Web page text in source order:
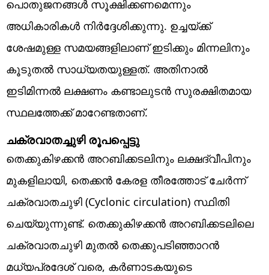
പൊതുജനങ്ങൾ സൂക്ഷിക്കണമെന്നും
അധികാരികൾ നിർദ്ദേശിക്കുന്നു. ഉച്ചയ്ക്ക്
ശേഷമുള്ള സമയങ്ങളിലാണ് ഇടിക്കും മിന്നലിനും
കൂടുതൽ സാധ്യതയുള്ളത്. അതിനാൽ
ഇടിമിന്നൽ ലക്ഷണം കണ്ടാലുടൻ സുരക്ഷിതമായ
സ്ഥലത്തേക്ക് മാറേണ്ടതാണ്.
ചക്രവാതച്ചുഴി രൂപപ്പെട്ടു
തെക്കുകിഴക്കൻ അറബിക്കടലിനും ലക്ഷദ്വീപിനും
മുകളിലായി, തെക്കൻ കേരള തീരത്തോട് ചേർന്ന്
ചക്രവാതചുഴി (Cyclonic circulation) സ്ഥിതി
ചെയ്യുന്നുണ്ട്. തെക്കുകിഴക്കൻ അറബിക്കടലിലെ
ചക്രവാതചുഴി മുതൽ തെക്കുപടിഞ്ഞാറൻ
മധ്യപ്രദേശ് വരെ, കർണാടകയുടെ